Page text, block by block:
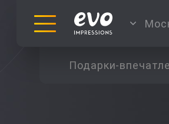
Подарки-